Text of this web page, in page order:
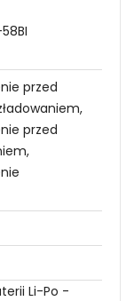
przed
przed
Li-Po -